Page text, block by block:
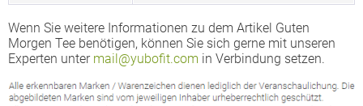
Wenn Sie weitere Informationen zu dem Artikel Guten
Morgen Tee benötigen, können Sie sich gerne mit unseren
Experten unter mail@yubofit.com in Verbindung setzen.